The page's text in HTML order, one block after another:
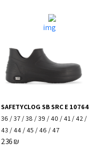
SAFETYCLOG SB SRC E 10764
36 /37 /38 /39 / 40 / 41 / 42 /
43 / 44 / 45 / 46 / 47
236₪